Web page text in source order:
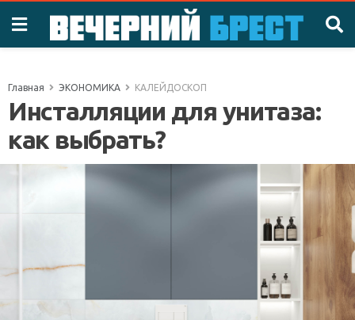
Главная ЭКОНОМИКА КАЛЕЙДОСКОП
Инсталляции для унитаза:
как выбрать?